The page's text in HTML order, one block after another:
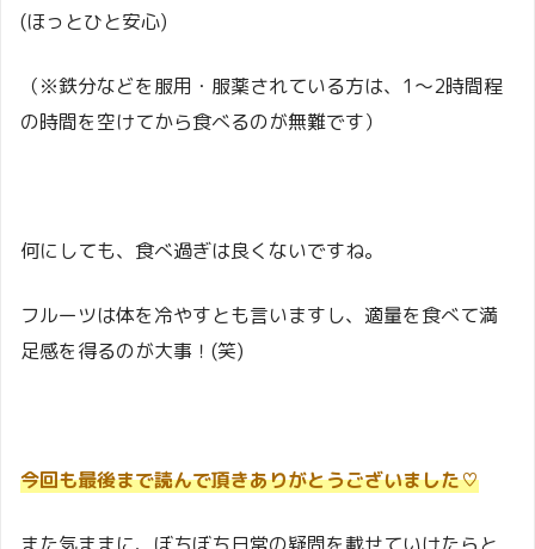
(ほっとひと安心)
（※鉄分などを服用・服薬されている方は、1～2時間程
の時間を空けてから食べるのが無難です）
何にしても、食べ過ぎは良くないですね。
フルーツは体を冷やすとも言いますし、適量を食べて満
足感を得るのが大事！(笑)
今回も最後まで読んで頂きありがとうございました♡